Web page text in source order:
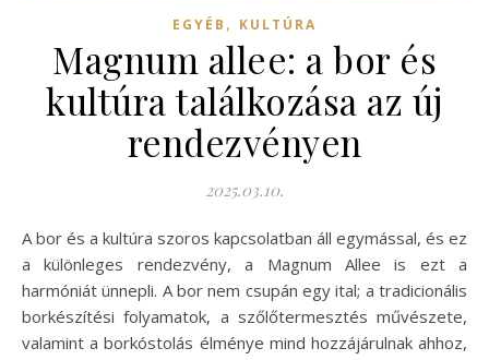
EGYÉB , KULTÚRA
Magnum allee: a bor és
kultúra találkozása az új
rendezvényen
2025.03.10.
A bor és a kultúra szoros kapcsolatban áll egymással, és ez
a különleges rendezvény, a Magnum Allee is ezt a
harmóniát ünnepli. A bor nem csupán egy ital; a tradicionális
borkészítési folyamatok, a szőlőtermesztés művészete,
valamint a borkóstolás élménye mind hozzájárulnak ahhoz,